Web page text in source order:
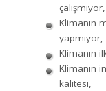
çalışmıyor,
Klimanın
yapmıyor,
Klimanın
Klimanın
kalitesi,